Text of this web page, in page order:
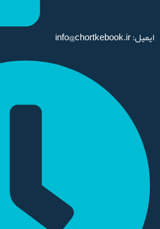
ایمیل: info@chortkebook.ir